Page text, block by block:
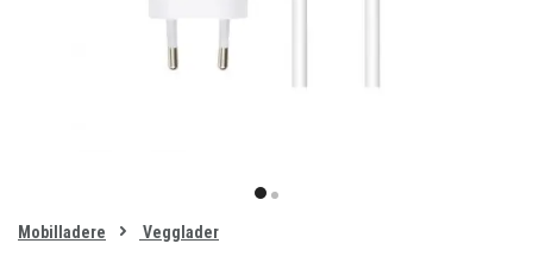
item
of
Mobilladere Vegglader